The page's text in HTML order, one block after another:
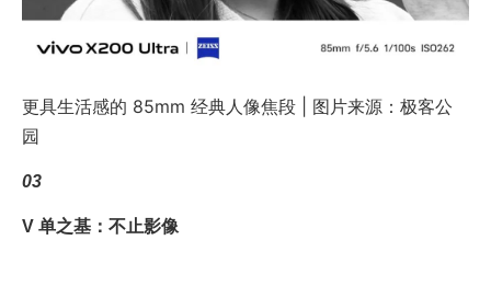
更具生活感的 85mm 经典人像焦段 | 图片来源：极客公
园
03
V 单之基：不止影像